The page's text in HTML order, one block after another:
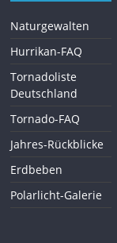
Naturgewalten
Hurrikan-FAQ
Tornadoliste
Deutschland
Tornado-FAQ
Jahres-Rückblicke
Erdbeben
Polarlicht-Galerie